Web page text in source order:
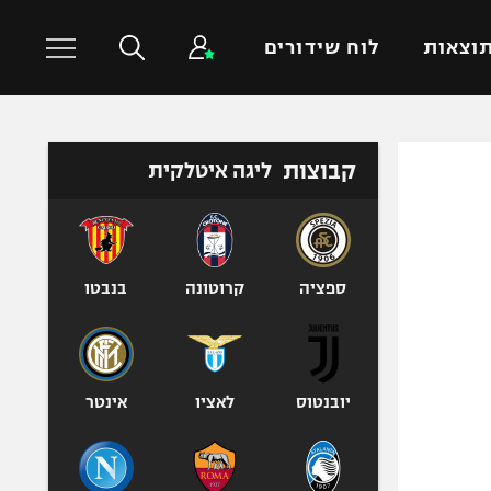
תוצאות לוח שידורים
כדורסל עולמי ענפים נוספים
כדוריד
כדורעף
ג'ודו
ספורט אולימפי
היאבקות WWE
קבוצות ליגה איטלקית
ספציה קרוטונה בנבטו
יובנטוס לאציו אינטר